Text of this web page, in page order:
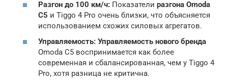
Разгон до 100 км/ч: Показатели разгона Omoda
C5 и Tiggo 4 Pro очень близки, что объясняется
использованием схожих силовых агрегатов.
Управляемость: Управляемость нового бренда
Omoda C5 воспринимается как более
современная и сбалансированная, чем у Tiggo 4
Pro, хотя разница не критична.